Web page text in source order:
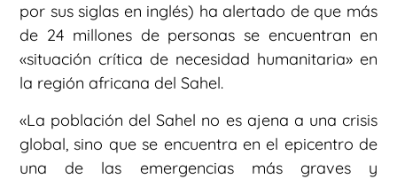
por sus siglas en inglés) ha alertado de que más
de 24 millones de personas se encuentran en
«situación crítica de necesidad humanitaria» en
la región africana del Sahel.
«La población del Sahel no es ajena a una crisis
global, sino que se encuentra en el epicentro de
una de las emergencias más graves y